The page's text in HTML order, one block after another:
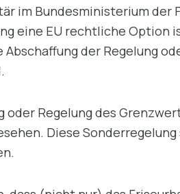
im Bundesministerium der
eine EU rechtliche Option
der Regelung
oder Regelung des
Diese